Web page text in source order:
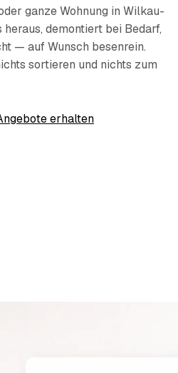
ganze Wohnung in Wilkau-
demontiert bei Bedarf,
— auf Wunsch besenrein.
sortieren und nichts zum
erhalten